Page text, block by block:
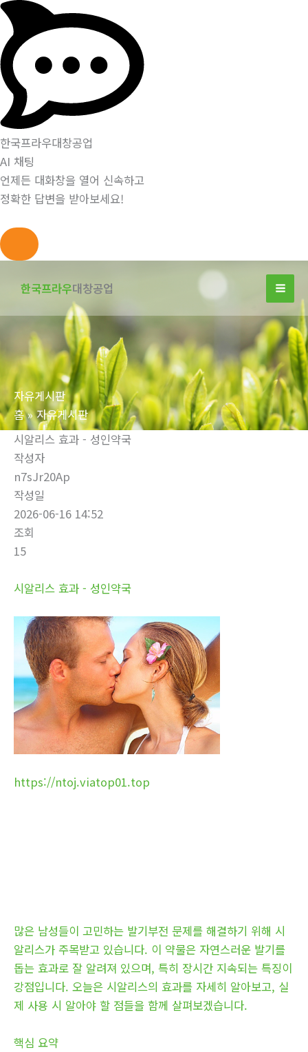
한국프라우대창공업
AI 채팅
언제든 대화창을 열어 신속하고
정확한 답변을 받아보세요!
너
뛰
기
한국프라우대창공업
자유게시판
홈
자유게시판
시알리스 효과 - 성인약국
작성자
n7sJr20Ap
작성일
2026-06-16 14:52
조회
15
시알리스 효과 - 성인약국
https://ntoj.viatop01.top
많은 남성들이 고민하는 발기부전 문제를 해결하기 위해 시
알리스가 주목받고 있습니다. 이 약물은 자연스러운 발기를
돕는 효과로 잘 알려져 있으며, 특히 장시간 지속되는 특징이
강점입니다. 오늘은 시알리스의 효과를 자세히 알아보고, 실
제 사용 시 알아야 할 점들을 함께 살펴보겠습니다.
핵심 요약